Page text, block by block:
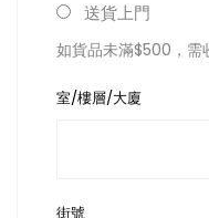
送貨上門
如貨品未滿$500，需
室/樓層/大廈
街號